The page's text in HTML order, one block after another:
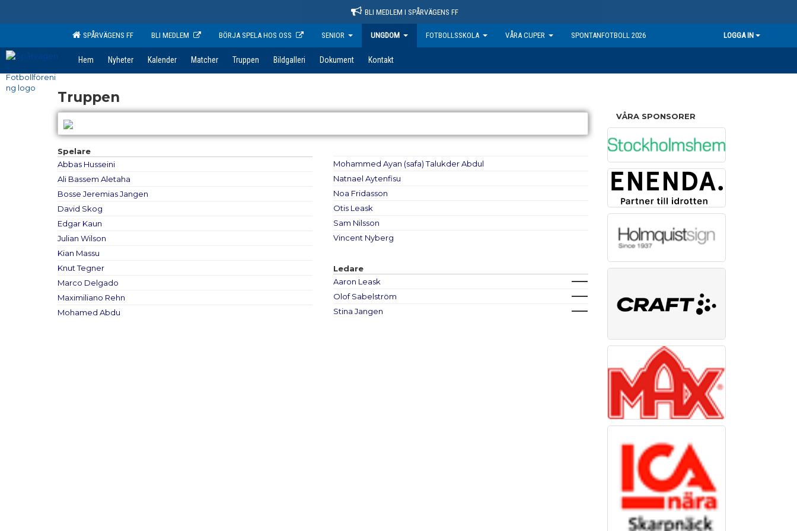
BLI MEDLEM I SPÅRVÄGENS FF
SPÅRVÄGENS FF BLI MEDLEM BÖRJA SPELA HOS OSS SENIOR UNGDOM FOTBOLLSSKOLA VÅRA CUPER SPONTANFOTBOLL 2026 LOGGA IN
Hem Nyheter Kalender Matcher Truppen Bildgalleri Dokument Kontakt
Truppen
Spelare
Abbas Husseini
Ali Bassem Aletaha
Bosse Jeremias Jangen
David Skog
Edgar Kaun
Julian Wilson
Kian Massu
Knut Tegner
Marco Delgado
Maximiliano Rehn
Mohamed Abdu
Mohammed Ayan (safa) Talukder Abdul
Natnael Aytenfisu
Noa Fridasson
Otis Leask
Sam Nilsson
Vincent Nyberg
Ledare
Aaron Leask
Olof Sabelström
Stina Jangen
VÅRA SPONSORER